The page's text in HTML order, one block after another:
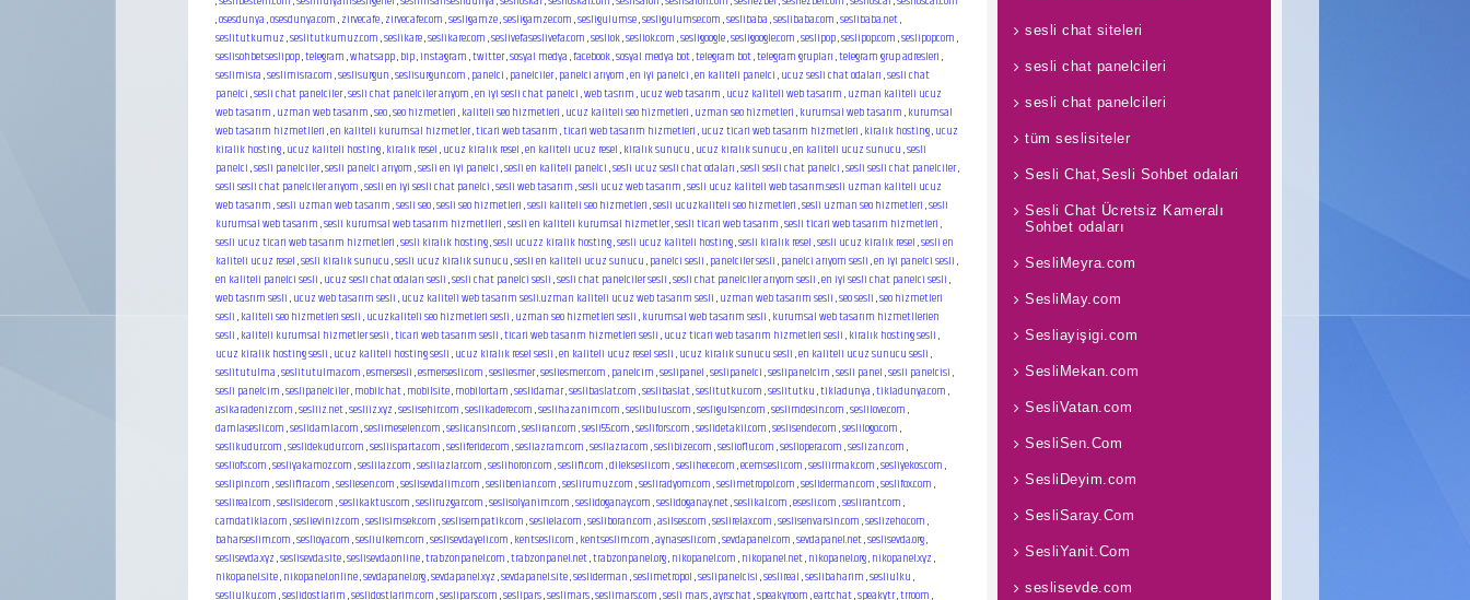
,osesdunya,osesdunya.com,zirvecafe,zirvecafe.com,sesligamze,sesligamze.com,sesligulumse,sesligulumse.com,seslibaba,seslibaba.com,seslibaba.net,
seslitutkumuz,seslitutkumuz.com,seslikare,seslikare.com,seslivefaseslivefa.com,sesliok,sesliok.com,sesligoogle,sesligoogle.com,seslipop,seslipop.com,seslipopcom,
seslisohbetseslipop,telegram,whatsapp,bip,instagram,twitter,sosyal medya,facebook,sosyal medya bot,telegram bot,telegram grupları,telegram grup adresleri,
seslimisra,seslimisra.com,seslisurgun,seslisurgun.com,panelci,panelciler,panelci arıyom,en iyi panelci,en kaliteli panelci,ucuz sesli chat odaları,sesli chat
panelci,sesli chat panelciler,sesli chat panelciler arıyom,en iyi sesli chat panelci,web tasrım,ucuz web tasarım,ucuz kaliteli web tasarım,uzman kaliteli ucuz
web tasarım,uzman web tasarım,seo,seo hizmetleri,kaliteli seo hizmetleri,ucuz kaliteli seo hizmetleri,uzman seo hizmetleri,kurumsal web tasarım,kurumsal
web tasarım hizmetlleri,en kaliteli kurumsal hizmetler,ticari web tasarım,ticari web tasarım hizmetleri,ucuz ticari web tasarım hizmetleri,kiralık hosting,ucuz
kiralik hosting,ucuz kaliteli hosting,kiralık resel,ucuz kiralık resel,en kaliteli ucuz resel,kiralık sunucu,ucuz kiralık sunucu,en kaliteli ucuz sunucu,sesli
panelci,sesli panelciler,sesli panelci arıyom,sesli en iyi panelci,sesli en kaliteli panelci,sesli ucuz sesli chat odaları,sesli sesli chat panelci,sesli sesli chat panelciler,
sesli sesli chat panelciler arıyom,sesli en iyi sesli chat panelci,sesli web tasarım,sesli ucuz web tasarım,sesli ucuz kaliteli web tasarım.sesli uzman kaliteli ucuz
web tasarım,sesli uzman web tasarım,sesli seo,sesli seo hizmetleri,sesli kaliteli seo hizmetleri,sesli ucuzkaliteli seo hizmetleri,sesli uzman seo hizmetleri,sesli
kurumsal web tasarım,sesli kurumsal web tasarım hizmetlleri,sesli en kaliteli kurumsal hizmetler,sesli ticari web tasarım,sesli ticari web tasarım hizmetleri,
sesli ucuz ticari web tasarım hizmetleri,sesli kiralık hosting,sesli ucuzz kiralik hosting,sesli ucuz kaliteli hosting,sesli kiralık resel,sesli ucuz kiralık resel,sesli en
kaliteli ucuz resel,sesli kiralık sunucu,sesli ucuz kiralık sunucu,sesli en kaliteli ucuz sunucu,panelci sesli,panelciler sesli,panelci arıyom sesli,en iyi panelci sesli,
en kaliteli panelci sesli,ucuz sesli chat odaları sesli,sesli chat panelci sesli,sesli chat panelciler sesli,sesli chat panelciler arıyom sesli,en iyi sesli chat panelci sesli,
web tasrım sesli,ucuz web tasarım sesli,ucuz kaliteli web tasarım sesli.uzman kaliteli ucuz web tasarım sesli,uzman web tasarım sesli,seo sesli,seo hizmetleri
sesli,kaliteli seo hizmetleri sesli,ucuzkaliteli seo hizmetleri sesli,uzman seo hizmetleri sesli,kurumsal web tasarım sesli,kurumsal web tasarım hizmetllerien
sesli,kaliteli kurumsal hizmetler sesli,ticari web tasarım sesli,ticari web tasarım hizmetleri sesli,ucuz ticari web tasarım hizmetleri sesli,kiralık hosting sesli,
ucuz kiralik hosting sesli,ucuz kaliteli hosting sesli,ucuz kiralık resel sesli,en kaliteli ucuz resel sesli,ucuz kiralık sunucu sesli,en kaliteli ucuz sunucu sesli,
seslitutulma,seslitutulma.com,esmersesli,esmersesli.com,sesliesmer,sesliesmer.com,panelcim,seslipanel,seslipanelci,seslipanelcim,sesli panel,sesli panelcisi,
sesli panelcim,seslipanelciler,mobilchat,mobilsite,mobilortam,seslidamar,seslibaslat.com,seslibaslat,seslitutku.com,seslitutku,tikladunya,tikladunya.com,
asikaradeniz.com,sesliiz.net,sesliiz.xyz,seslisehir.com,seslikadere.com,seslihazanim.com,seslibulus.com,sesligulsen.com,seslimdesin.com,seslilove.com,
damlasesli.com,seslidamla.com,seslimeselen.com,seslicansin.com,sesliran.com,sesli55.com,seslifors.com,seslidetakil.com,seslisende.com,seslilogo.com,
seslikudur.com,seslidekudur.com,sesliisparta.com,sesliferide.com,sesliazram.com,sesliazra.com,seslibize.com,seslioflu.com,sesliopera.com,seslizan.com,
sesliofs.com,sesliyakamoz.com,seslilaz.com,seslilazlar.com,seslihoron.com,seslifi.com,dileksesli.com,seslihece.com,ecemsesli.com,sesliirmak.com,sesliyekos.com,
seslipin.com,seslifira.com,sesliesen.com,seslisevdalim.com,seslibenian.com,seslirumuz.com,sesliradyom.com,seslimetropol.com,sesliderman.com,seslifox.com,
seslireal.com,sesliside.com,seslikaktus.com,sesliruzgar.com,seslisolyanim.com,seslidoganay.com,seslidoganay.net,seslikal.com,esesli.com,seslirant.com,
camdatikla.com,seslieviniz.com,seslisimsek.com,seslisempatik.com,sesliela.com,sesliboran.com,asilses.com,seslirelax.com,seslisenvarsin.com,seslizeho.com,
baharseslim.com,seslioya.com,sesliulkem.com,seslisevdayeli.com,kentsesli.com,kentseslim.com,aynasesli.com,sevdapanel.com,sevdapanel.net,seslisevda.org,
seslisevda.xyz,seslisevda.site,seslisevda.online,trabzonpanel.com,trabzonpanel.net,trabzonpanel.org,nikopanel.com,nikopanel.net,nikopanel.org,nikopanel.xyz,
nikopanel.site,nikopanel.online,sevdapanel.org,sevdapanel.xyz,sevdapanel.site,sesliderman,seslimetropol,seslipanelcisi,seslireal,seslibaharim,sesliulku,
sesliulku.com,seslidostlarim,seslidostlarim.com,seslipars.com,seslipars,seslimars,seslimars.com,sesli mars,ayrschat,speakyroom,eartchat,speakytr,trroom,
sesli chat siteleri
sesli chat panelcileri
sesli chat panelcileri
tüm seslisiteler
Sesli Chat,Sesli Sohbet odalari
Sesli Chat Ücretsiz Kameralı
Sohbet odaları
SesliMeyra.com
SesliMay.com
Sesliayişigi.com
SesliMekan.com
SesliVatan.com
SesliSen.Com
SesliDeyim.com
SesliSaray.Com
SesliYanit.Com
seslisevde.com